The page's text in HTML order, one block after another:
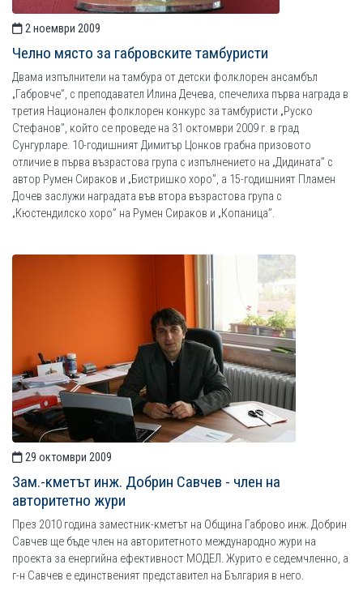
2 ноември 2009
Челно място за габровските тамбуристи
Двама изпълнители на тамбура от детски фолклорен ансамбъл
„Габровче”, с преподавател Илина Дечева, спечелиха първа награда в
третия Национален фолклорен конкурс за тамбуристи „Руско
Стефанов”, който се проведе на 31 октомври 2009 г. в град
Сунгурларе. 10-годишният Димитър Цонков грабна призовото
отличие в първа възрастова група с изпълнението на „Дидината” с
автор Румен Сираков и „Бистришко хоро”, а 15-годишният Пламен
Дочев заслужи наградата във втора възрастова група с
„Кюстендилско хоро” на Румен Сираков и „Копаница”.
29 октомври 2009
Зам.-кметът инж. Добрин Савчев - член на
авторитетно жури
През 2010 година заместник-кметът на Община Габрово инж. Добрин
Савчев ще бъде член на авторитетното международно жури на
проекта за енергийна ефективност МОДЕЛ. Журито е седемчленно, а
г-н Савчев е единственият представител на България в него.